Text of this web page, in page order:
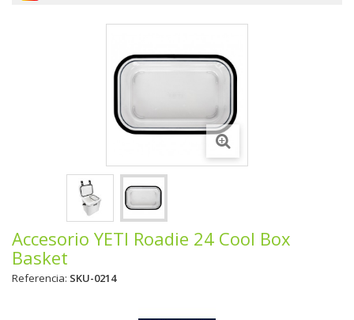
Accesorio YETI Roadie 24 Cool Box
Basket
Referencia: SKU-0214